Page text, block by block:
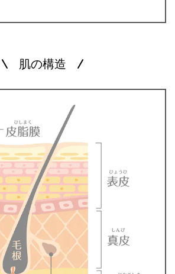
肌の構造